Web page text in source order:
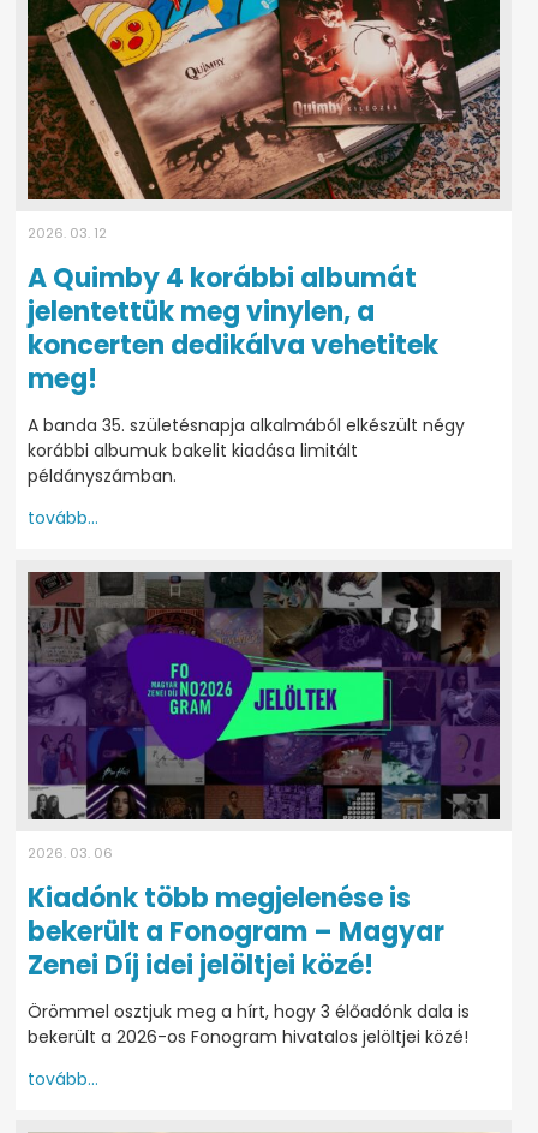
2026. 03. 12
A Quimby 4 korábbi albumát
jelentettük meg vinylen, a
koncerten dedikálva vehetitek
meg!
A banda 35. születésnapja alkalmából elkészült négy
korábbi albumuk bakelit kiadása limitált
példányszámban.
tovább...
2026. 03. 06
Kiadónk több megjelenése is
bekerült a Fonogram – Magyar
Zenei Díj idei jelöltjei közé!
Örömmel osztjuk meg a hírt, hogy 3 élőadónk dala is
bekerült a 2026-os Fonogram hivatalos jelöltjei közé!
tovább...